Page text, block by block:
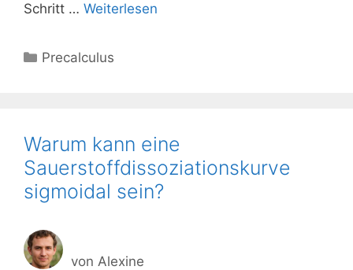
Schritt … Weiterlesen
Kategorien
Precalculus
Warum kann eine
Sauerstoffdissoziationskurve
sigmoidal sein?
von Alexine